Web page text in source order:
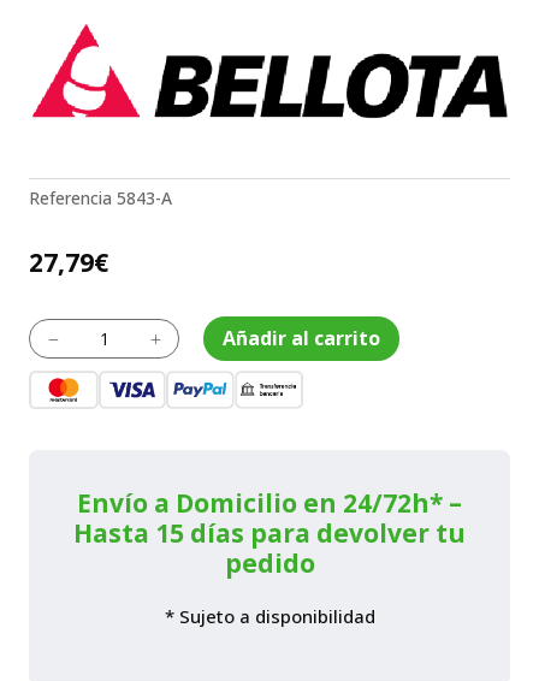
Referencia 5843-A
27,79€
K
Paleta
andaluza
con
mango
L Añadir al carrito
Envío a Domicilio en 24/72h* –
Hasta 15 días para devolver tu
pedido
* Sujeto a disponibilidad